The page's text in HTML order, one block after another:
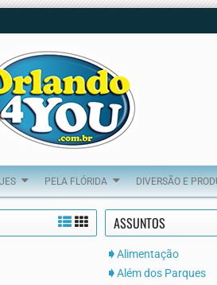
PELA FLÓRIDA DIVERSÃO E
ASSUNTOS
Alimentação
Além dos Parques